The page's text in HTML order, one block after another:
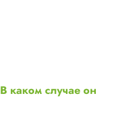
каком случае он